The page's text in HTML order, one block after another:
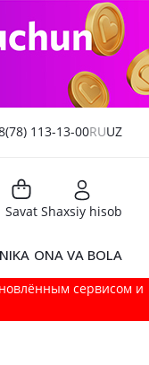
113-13-00RUUZ
Savat Shaxsiy hisob
ONA VA BOLA
сервисом и